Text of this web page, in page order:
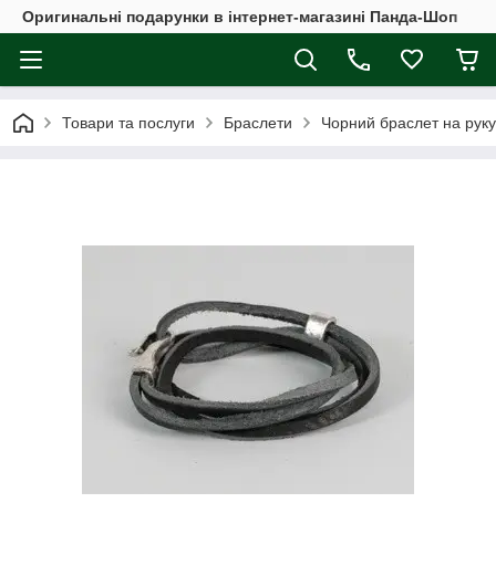
Оригинальні подарунки в інтернет-магазині Панда-Шоп
Товари та послуги Браслети Чорний браслет на